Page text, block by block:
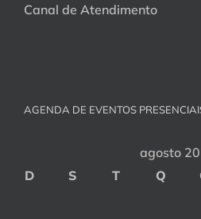
Canal de Atendimento
AGENDA DE EVENTOS
agosto
D
S T Q